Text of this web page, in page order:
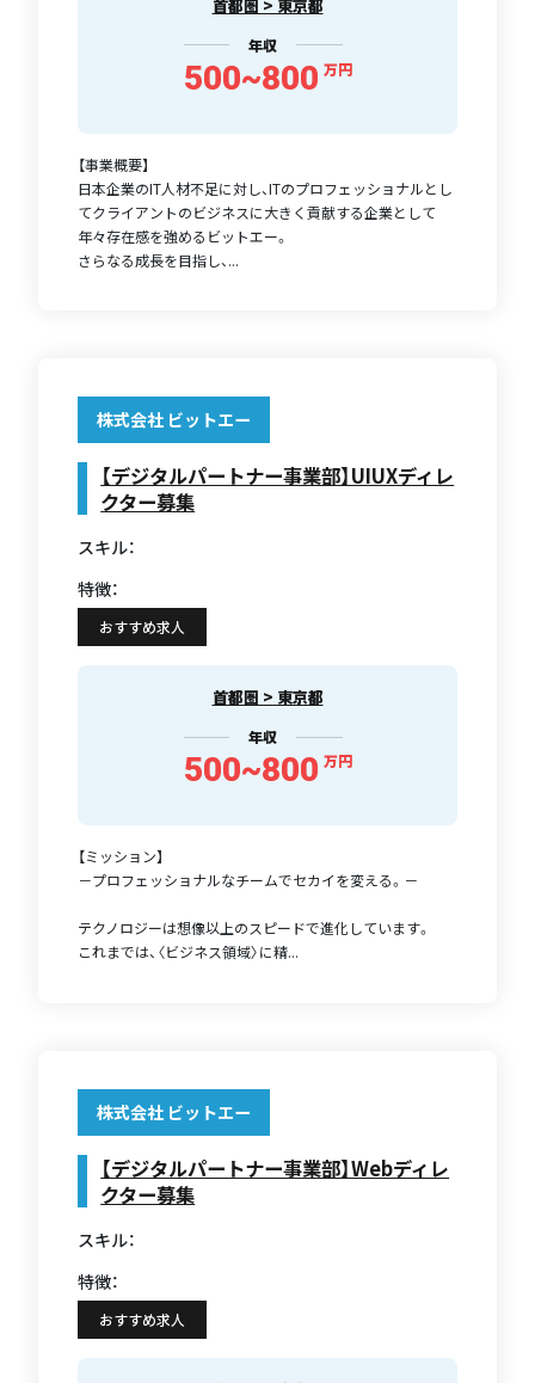
首都圏 > 東京都
年収
500~800 万円
【事業概要】
日本企業のIT人材不足に対し、ITのプロフェッショナルとし
てクライアントのビジネスに大きく貢献する企業として
年々存在感を強めるビットエー。
さらなる成長を目指し、...
株式会社 ビットエー
【デジタルパートナー事業部】UIUXディレ
クター募集
スキル：
特徴：
おすすめ求人
首都圏 > 東京都
年収
500~800 万円
【ミッション】
－プロフェッショナルなチームでセカイを変える。－
テクノロジーは想像以上のスピードで進化しています。
これまでは、〈ビジネス領域〉に精...
株式会社 ビットエー
【デジタルパートナー事業部】Webディレ
クター募集
スキル：
特徴：
おすすめ求人